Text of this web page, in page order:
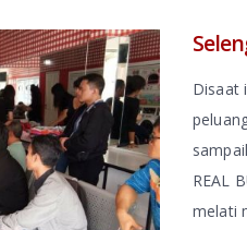
Disaat
REAL
melati